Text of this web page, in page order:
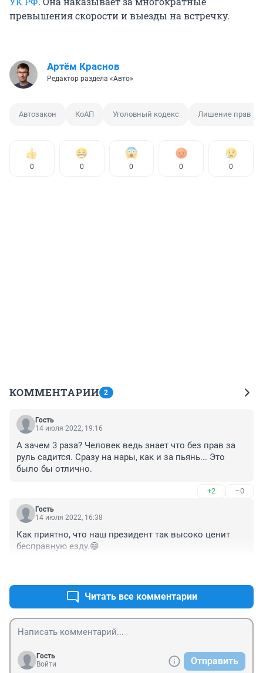
превышения скорости и выезды на встречку.
Артём Краснов
Редактор раздела «Авто»
Автозакон КоАП Уголовный кодекс Лишение прав
0 0 0 0 0
КОММЕНТАРИИ 2
Гость
14 июля 2022, 19:16
А зачем 3 раза? Человек ведь знает что без прав за
руль садится. Сразу на нары, как и за пьянь... Это
было бы отлично.
+2 –0
Гость
14 июля 2022, 16:38
Как приятно, что наш президент так высоко ценит
бесправную езду.😁
Читать все комментарии
Гость
Войти
Отправить